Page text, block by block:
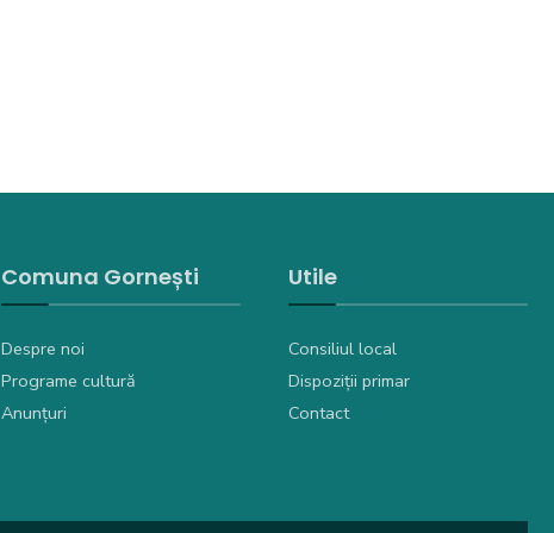
Comuna Gornești
Despre noi
Programe cultură
Anunțuri
Utile
Consiliul local
Dispoziții primar
Contact